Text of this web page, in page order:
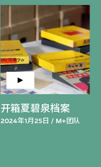
开箱夏碧泉档案
2024年1月25日 / M+团队